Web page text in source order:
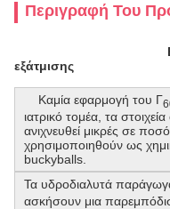
Περιγραφή Του
εξάτμισης
Καμία εφαρμογή του Γ
ιατρικό τομέα, τα
ανιχνευθεί μικρές σε
χρησιμοποιηθούν ως
buckyballs.
Τα υδροδιαλυτά
ασκήσουν μια